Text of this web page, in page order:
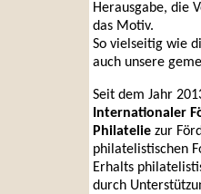
Herausgabe, die
das Motiv.
So vielseitig wie
auch unsere
Seit dem Jahr
Internationaler
Philatelie zur
philatelistischen
Erhalts
durch